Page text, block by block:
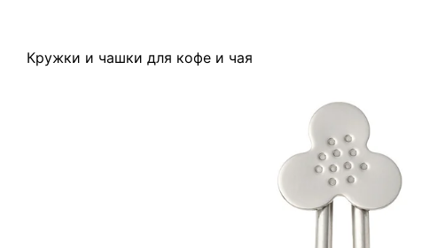
Кружки и чашки для кофе и чая